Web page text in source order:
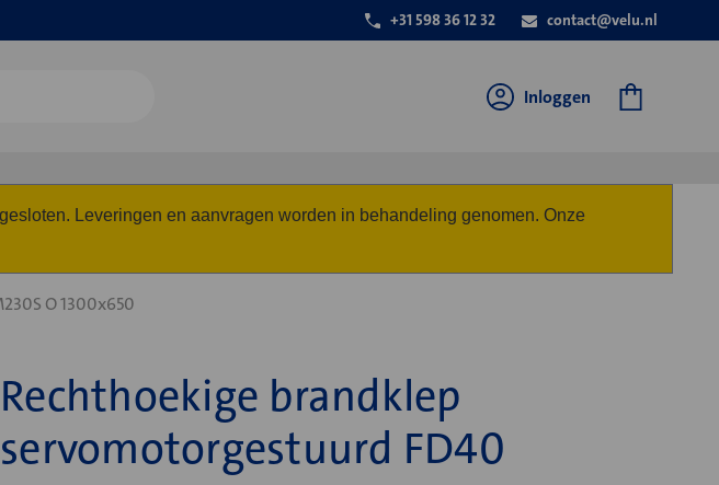
+31 598 36 12 32 contact@velu.nl
Inloggen
Leveringen en aanvragen worden in behandeling genomen. Onze
O 1300x650
Rechthoekige brandklep
servomotorgestuurd FD40